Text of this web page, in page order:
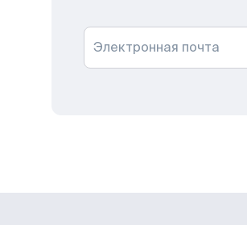
Электронная почта